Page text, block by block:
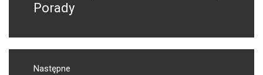
Porady
Następne